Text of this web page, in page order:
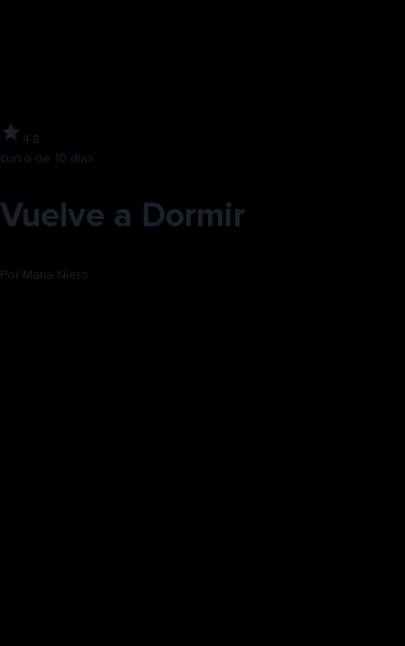
4.8
curso de 10 días
Vuelve a Dormir
Por Maria Nieto